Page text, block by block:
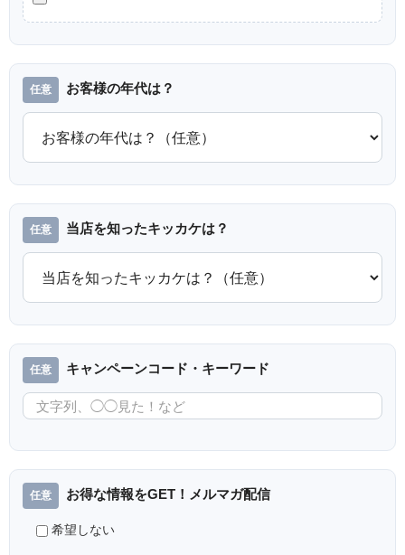
お客様の年代は？
当店を知ったキッカケは？
キャンペーンコード・キーワード
お得な情報をGET！メルマガ配信
希望しない